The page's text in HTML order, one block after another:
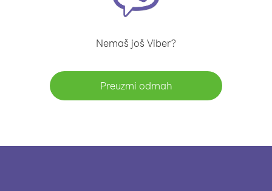
Nemaš još Viber?
Preuzmi odmah